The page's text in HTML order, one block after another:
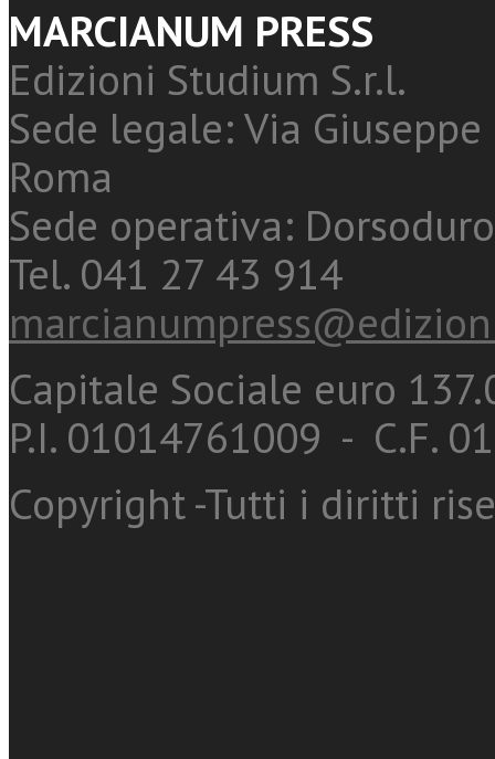
MARCIANUM PRESS
Edizioni Studium S.r.l.
Sede legale: Via
Roma
Sede operativa:
Tel. 041 27 43 914
Capitale Sociale euro
P.I. 01014761009 - C.F.
Copyright -Tutti i diritti